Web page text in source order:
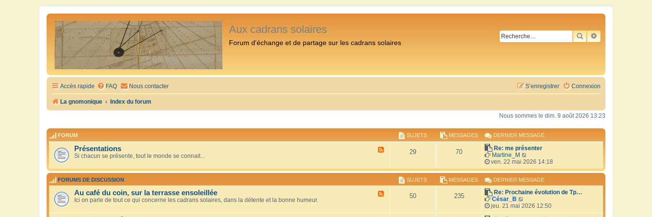
Aux cadrans solaires
Forum d'échange et de partage sur les cadrans solaires
RECHERCHER
RECHERCHE
Accès rapide FAQ Nous contacter Connexion
S’enregistrer
La gnomonique Index du forum
Nous sommes le dim. 9 août 2026 13:23
FORUM SUJETS MESSAGES DERNIER MESSAGE
x
Présentations
Si chacun se présente, tout le monde se connait...
29 70
Re: me présenter
Martine_M
o
i
r
l
e
d
r
n
ven. 22 mai 2026 14:18
FORUMS DE DISCUSSION SUJETS MESSAGES DERNIER MESSAGE
x
Au café du coin, sur la terrasse ensoleillée
Ici on parle de tout ce qui concerne les cadrans solaires, dans la détente et la bonne humeur.
50 235
Re: Prochaine évolution de Tp…
César_B
o
i
jeu. 21 mai 2026 12:50